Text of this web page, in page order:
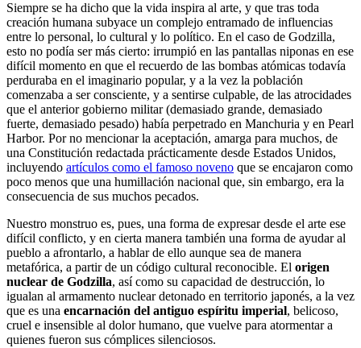
Siempre se ha dicho que la vida inspira al arte, y que tras toda
creación humana subyace un complejo entramado de influencias
entre lo personal, lo cultural y lo político. En el caso de Godzilla,
esto no podía ser más cierto: irrumpió en las pantallas niponas en ese
difícil momento en que el recuerdo de las bombas atómicas todavía
perduraba en el imaginario popular, y a la vez la población
comenzaba a ser consciente, y a sentirse culpable, de las atrocidades
que el anterior gobierno militar (demasiado grande, demasiado
fuerte, demasiado pesado) había perpetrado en Manchuria y en Pearl
Harbor. Por no mencionar la aceptación, amarga para muchos, de
una Constitución redactada prácticamente desde Estados Unidos,
incluyendo artículos como el famoso noveno que se encajaron como
poco menos que una humillación nacional que, sin embargo, era la
consecuencia de sus muchos pecados.
Nuestro monstruo es, pues, una forma de expresar desde el arte ese
difícil conflicto, y en cierta manera también una forma de ayudar al
pueblo a afrontarlo, a hablar de ello aunque sea de manera
metafórica, a partir de un código cultural reconocible. El origen
nuclear de Godzilla, así como su capacidad de destrucción, lo
igualan al armamento nuclear detonado en territorio japonés, a la vez
que es una encarnación del antiguo espíritu imperial, belicoso,
cruel e insensible al dolor humano, que vuelve para atormentar a
quienes fueron sus cómplices silenciosos.